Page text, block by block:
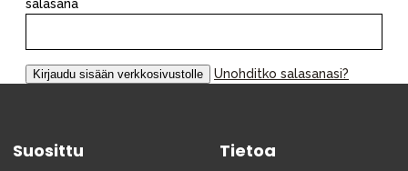
salasana
Unohditko salasanasi?
Suosittu Tietoa
Äiti & Isä
Huonekalut & vuodevaatteet
Tarvikkeet
Kampanjat